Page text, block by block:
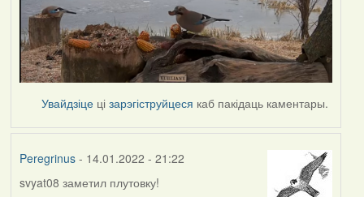
Увайдзіце цізарэгіструйцеся каб пакідаць каментары.
Peregrinus- 14.01.2022 - 21:22
svyat08 заметил плутовку!